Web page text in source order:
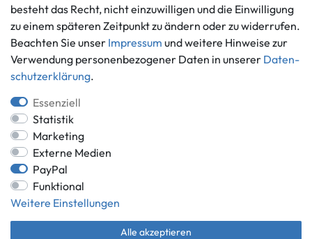
Ankauf
Über uns
Häufig gestellte Fragen
Zahlung und Versand
Batterieentsorgung
*Alle Preise inkl. gesetzlicher MwSt.,
** gilt für Lieferungen innerhalb Deutschlands, Lieferzeiten für andere
Länder entnehmen Sie bitte der Schaltfläche mit den
Versandinformationen.
besteht das Recht, nicht einzuwilligen und die Einwilligung
zu einem späteren Zeitpunkt zu ändern oder zu widerrufen.
Beachten Sie unser Impressum und weitere Hinweise zur
Verwendung personenbezogener Daten in unserer Daten­
schutz­erklärung.
Essenziell
Statistik
Marketing
Externe Medien
PayPal
Funktional
Weitere Einstellungen
Alle akzeptieren